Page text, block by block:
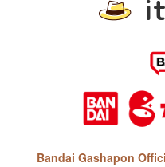
Bandai Gashapon